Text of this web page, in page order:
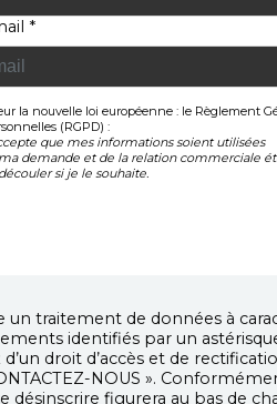
*
la nouvelle loi européenne : le Règlement
(RGPD) :
que mes informations soient utilisées
demande et de la relation commerciale
si je le souhaite.
traitement de données à
identifiés par un
droit d’accès et de
NOUS ».
désinscrire figurera au bas de